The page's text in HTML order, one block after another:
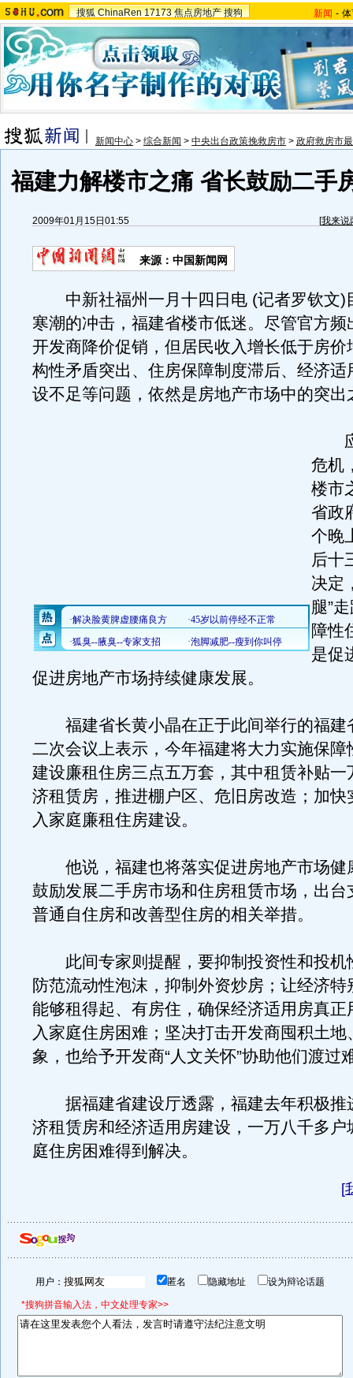
搜狐 ChinaRen 17173 焦点房地产 搜狗 新闻 -
新闻中心 > 综合新闻 > 中央出台政策挽救房市 > 政府救房市
福建力解楼市之痛 省长鼓励二手
2009年01月15日01:55 [我来说
来源：中国新闻网
中新社福州一月十四日电 (记者罗钦文)
寒潮的冲击，福建省楼市低迷。尽管官方频
开发商降价促销，但居民收入增长低于房价
构性矛盾突出、住房保障制度滞后、经济适
设不足等问题，依然是房地产市场中的突出
应
危机
楼市
省政
个晚
后十
决定
腿”
障性
是促
促进房地产市场持续健康发展。
福建省长黄小晶在正于此间举行的福建
二次会议上表示，今年福建将大力实施保障
建设廉租住房三点五万套，其中租赁补贴一
济租赁房，推进棚户区、危旧房改造；加快
入家庭廉租住房建设。
他说，福建也将落实促进房地产市场健
鼓励发展二手房市场和住房租赁市场，出台
普通自住房和改善型住房的相关举措。
此间专家则提醒，要抑制投资性和投机
防范流动性泡沫，抑制外资炒房；让经济特
能够租得起、有房住，确保经济适用房真正
入家庭住房困难；坚决打击开发商囤积土地
象，也给予开发商“人文关怀”协助他们渡过
据福建省建设厅透露，福建去年积极推
济租赁房和经济适用房建设，一万八千多户
庭住房困难得到解决。
[
用户： 匿名 隐藏地址 设为辩论话题
*搜狗拼音输入法，中文处理专家>>